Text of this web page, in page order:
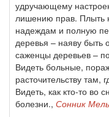
удручающему
лишению прав. Плыть
надеждам и полную
деревья – наяву быть
саженцы деревьев –
Видеть больные,
расточительству там,
Видеть, как кто-то во
болезни., Сонник